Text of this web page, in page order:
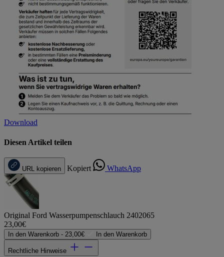
Download
Diesen Artikel teilen
URL kopieren Kopiert WhatsApp
Original Ford Wasserpumpenschlauch 2402065
23,00€
In den Warenkorb - 23,00€ In den Warenkorb
Rechtliche Hinweise